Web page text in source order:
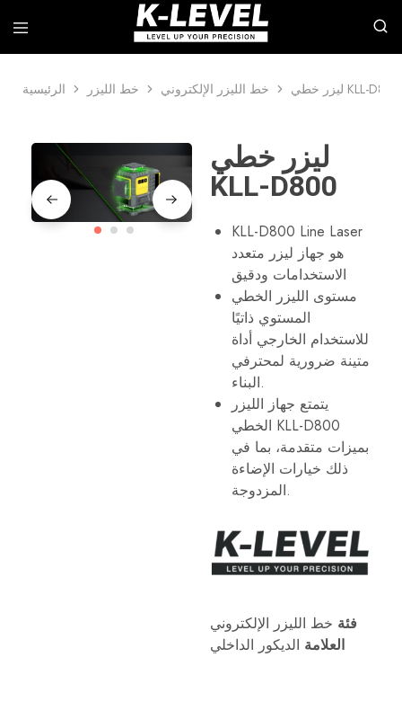
k-
الشركة
الرائدة
تصنيع
أجهزة
القياس
عالية
نحن
البحث
والتطوير
وتصنيع
أدوات
القياس
بالليزر
الاحترافية،
الرئيسية خط الليزر خط الليزر الإلكتروني ليزر خطي KLL-D800
ليزر خطي
KLL-D800
KLL-D800 Line Laser
هو جهاز ليزر متعدد
الاستخدامات ودقيق
مستوى الليزر الخطي
المستوي ذاتيًا
للاستخدام الخارجي أداة
متينة ضرورية لمحترفي
البناء.
يتمتع جهاز الليزر
الخطي KLL-D800
بميزات متقدمة، بما في
ذلك خيارات الإضاءة
المزدوجة.
فئة خط الليزر الإلكتروني
العلامة الديكور الداخلي